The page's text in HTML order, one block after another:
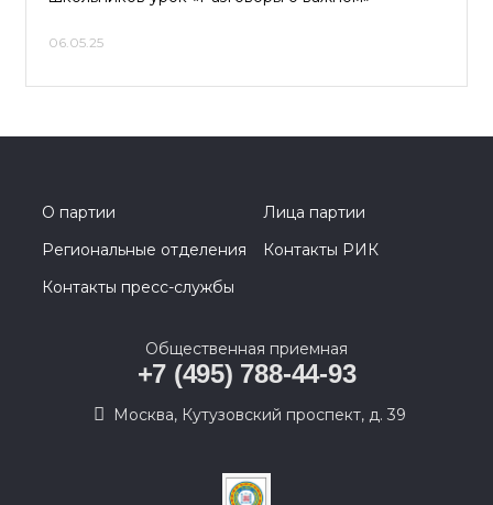
06.05.25
О партии
Лица партии
Региональные отделения
Контакты РИК
Контакты пресс-службы
Общественная приемная
+7 (495) 788-44-93
Москва, Кутузовский проспект, д. 39